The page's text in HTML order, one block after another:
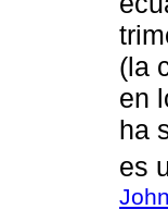
(la
en
ha
es